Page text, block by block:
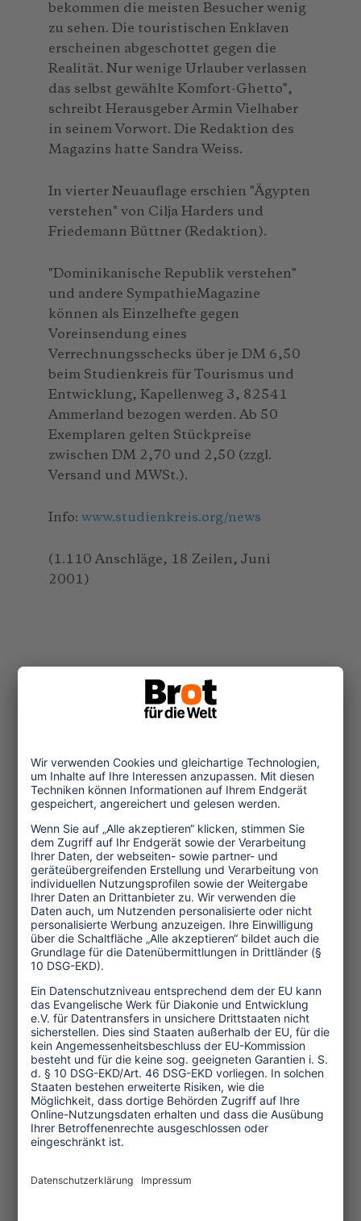
bekommen die meisten Besucher wenig
zu sehen. Die touristischen Enklaven
erscheinen abgeschottet gegen die
Realität. Nur wenige Urlauber verlassen
das selbst gewählte Komfort-Ghetto",
schreibt Herausgeber Armin Vielhaber
in seinem Vorwort. Die Redaktion des
Magazins hatte Sandra Weiss.
In vierter Neuauflage erschien "Ägypten
verstehen" von Cilja Harders und
Friedemann Büttner (Redaktion).
"Dominikanische Republik verstehen"
und andere SympathieMagazine
können als Einzelhefte gegen
Voreinsendung eines
Verrechnungsschecks über je DM 6,50
beim Studienkreis für Tourismus und
Entwicklung, Kapellenweg 3, 82541
Ammerland bezogen werden. Ab 50
Exemplaren gelten Stückpreise
zwischen DM 2,70 und 2,50 (zzgl.
Versand und MWSt.).
Info: www.studienkreis.org/news
(1.110 Anschläge, 18 Zeilen, Juni
2001)
Themen
Tourismuspolitik
Kultur und Religion
Umwelt und Klima
Wirtschaft
Menschenrechte
Unternehmensverantwortung
Service und Tipps
One Planet Guide für faires
Reisen